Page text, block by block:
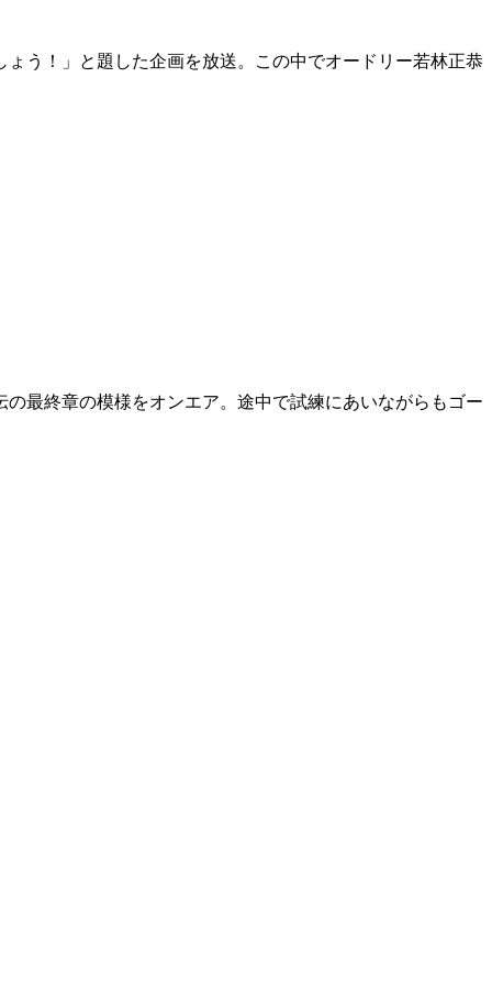
う！」と題した企画を放送。この中でオードリー若林正恭
最終章の模様をオンエア。途中で試練にあいながらもゴー